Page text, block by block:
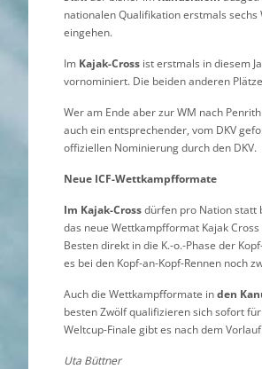
nationalen Qualifikation erstmals
eingehen.
Im Kajak-Cross ist erstmals in diesem
vornominiert. Die beiden anderen
Wer am Ende aber zur WM nach
auch ein entsprechender, vom DKV
offiziellen Nominierung durch den DKV.
Neue ICF-Wettkampfformate
Im Kajak-Crossdürfen pro Nation statt
das neue Wettkampfformat Kajak
Besten direkt in die K.-o.-Phase der
es bei den Kopf-an-Kopf-Rennen noch
Auch die Wettkampfformate inden
besten Zwölf qualifizieren sich sofort
Weltcup-Finale gibt es nach dem
Uta Büttner